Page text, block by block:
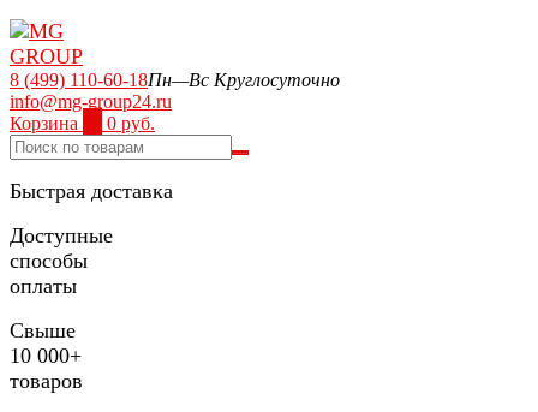
8 (499) 110-60-18Пн—Вс Круглосуточно
info@mg-group24.ru
Корзина
0 руб.
Быстрая доставка
Доступные
способы
оплаты
Свыше
10 000+
товаров